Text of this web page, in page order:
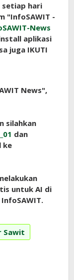
setiap hari
"InfoSAWIT -
News
aplikasi
juga IKUTI
News",
silahkan
dan
ke
untuk AI di
Sawit